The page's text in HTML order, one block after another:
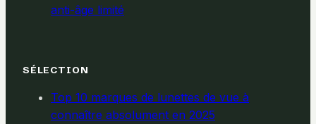
anti-âge limité
SÉLECTION
Top 10 marques de lunettes de vue à
connaître absolument en 2025